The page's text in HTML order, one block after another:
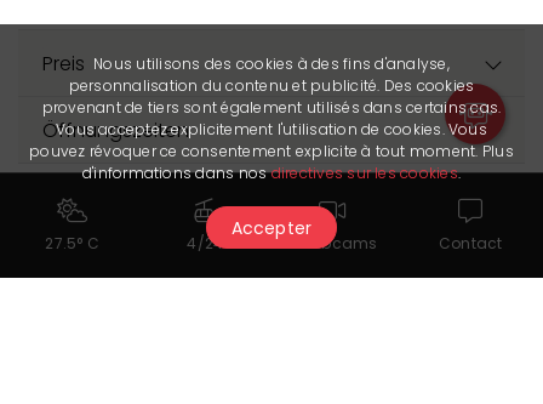
Preis
Öffnungszeiten
Der Partner hat uns sein letztes Update am 5.03.2026 übermittelt. Er
ist allein verantwortlich für die Richtigkeit der veröffentlichten Daten.
27.5° C 4/24 Webcams Contact
Nous utilisons des cookies à des fins d'analyse,
personnalisation du contenu et publicité. Des cookies
provenant de tiers sont également utilisés dans certains cas.
Vous acceptez explicitement l'utilisation de cookies. Vous
pouvez révoquer ce consentement explicite à tout moment. Plus
d'informations dans nosdirectives sur les cookies.
Accepter